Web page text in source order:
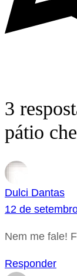
3
pátio
Dulci Dantas
12 de
Nem me fale!
Responder